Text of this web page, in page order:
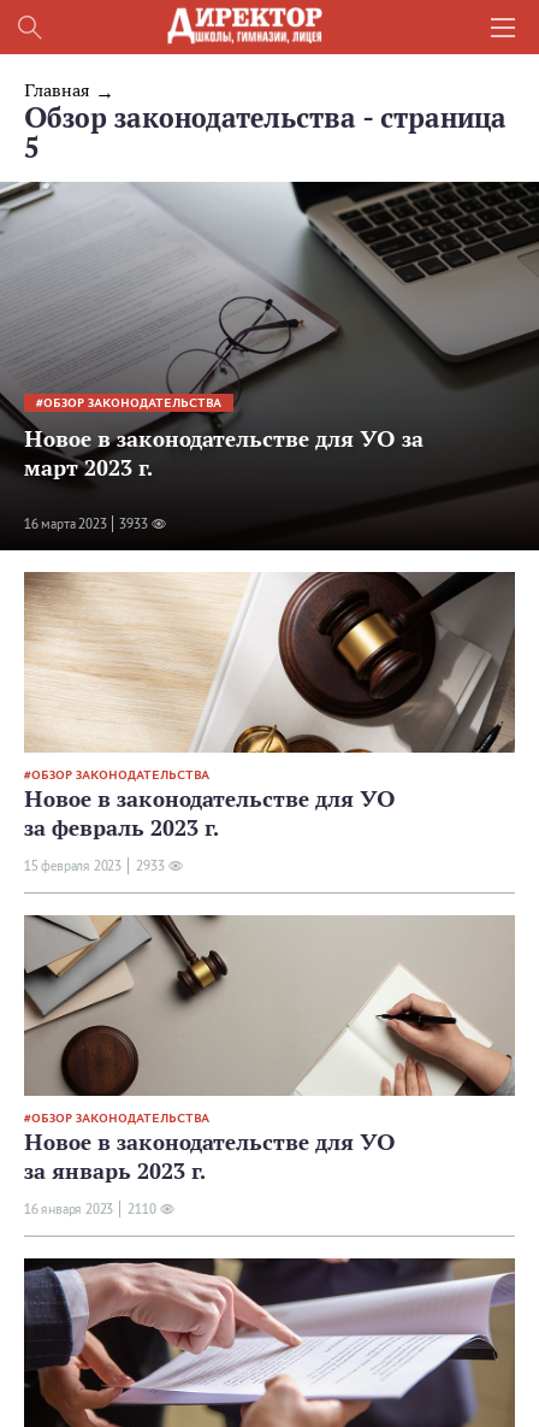
Главная
Обзор законодательства - страница
5
ОБЗОР ЗАКОНОДАТЕЛЬСТВА
Новое в законодательстве для УО за
март 2023 г.
16 мартa 2023 3933
ОБЗОР ЗАКОНОДАТЕЛЬСТВА
Новое в законодательстве для УО
за февраль 2023 г.
15 февраля 2023 2933
ОБЗОР ЗАКОНОДАТЕЛЬСТВА
Новое в законодательстве для УО
за январь 2023 г.
16 января 2023 2110